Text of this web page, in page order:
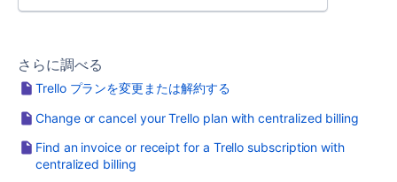
さらに調べる
Trello プランを変更または解約する
Change or cancel your Trello plan with centralized billing
Find an invoice or receipt for a Trello subscription with
centralized billing